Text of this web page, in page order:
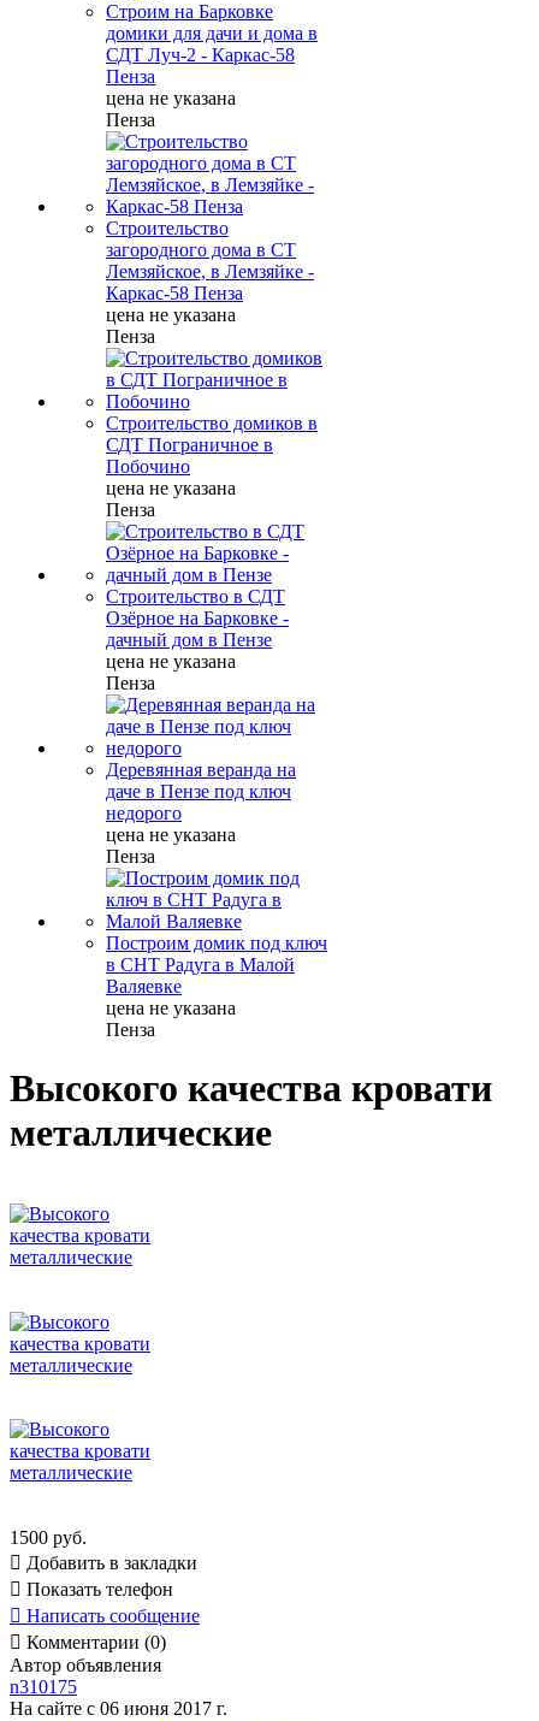
Строим на Барковке
домики для дачи и дома в
СДТ Луч-2 - Каркас-58
Пенза
цена не указана
Пенза
Строительство
загородного дома в СТ
Лемзяйское, в Лемзяйке -
Каркас-58 Пенза
цена не указана
Пенза
Строительство домиков в
СДТ Пограничное в
Побочино
цена не указана
Пенза
Строительство в СДТ
Озёрное на Барковке -
дачный дом в Пензе
цена не указана
Пенза
Деревянная веранда на
даче в Пензе под ключ
недорого
цена не указана
Пенза
Построим домик под ключ
в СНТ Радуга в Малой
Валяевке
цена не указана
Пенза
Высокого качества кровати
металлические
1500 руб.
 Добавить в закладки
 Показать телефон
 Написать сообщение
 Комментарии (0)
Автор объявления
n310175
На сайте с 06 июня 2017 г.